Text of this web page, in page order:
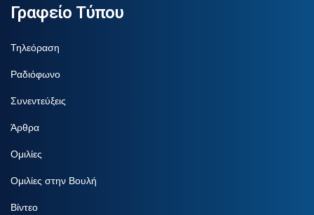
Γραφείο Τύπου
Τηλεόραση
Ραδιόφωνο
Συνεντεύξεις
Άρθρα
Ομιλίες
Ομιλίες στην Βουλή
Βίντεο